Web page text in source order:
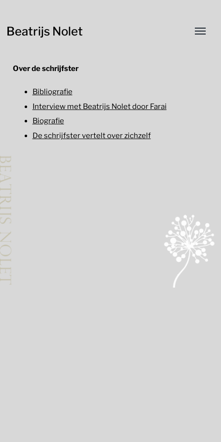
Beatrijs Nolet
Over de schrijfster
Bibliografie
Interview met Beatrijs Nolet door Farai
Biografie
De schrijfster vertelt over zichzelf